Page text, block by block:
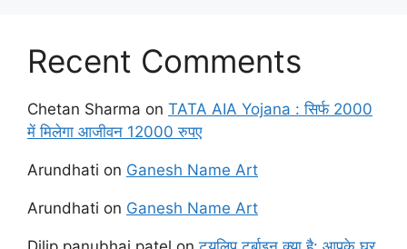
Recent Comments
Chetan Sharma on TATA AIA Yojana : सिर्फ 2000
में मिलेगा आजीवन 12000 रुपए
Arundhati on Ganesh Name Art
Arundhati on Ganesh Name Art